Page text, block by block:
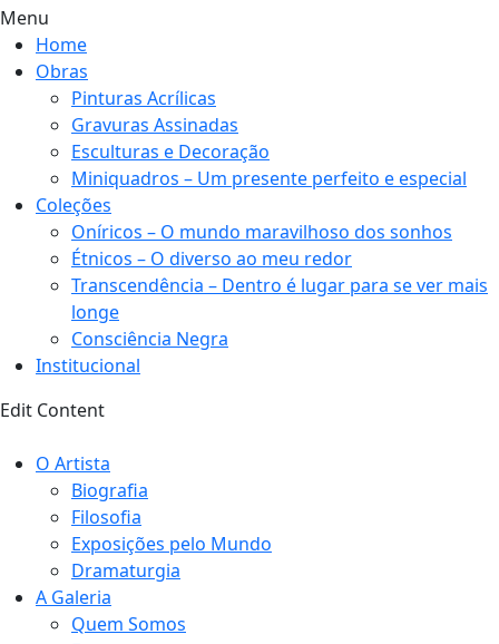
Menu
Home
Obras
Pinturas Acrílicas
Gravuras Assinadas
Esculturas e Decoração
Miniquadros – Um presente perfeito e especial
Coleções
Oníricos – O mundo maravilhoso dos sonhos
Étnicos – O diverso ao meu redor
Transcendência – Dentro é lugar para se ver mais
longe
Consciência Negra
Institucional
Edit Content
O Artista
Biografia
Filosofia
Exposições pelo Mundo
Dramaturgia
A Galeria
Quem Somos